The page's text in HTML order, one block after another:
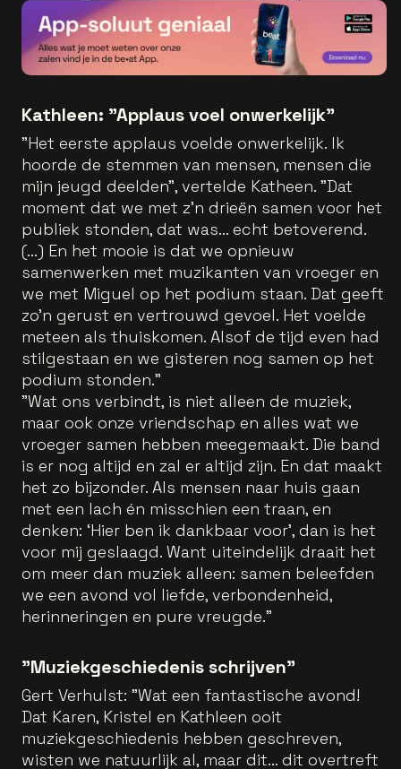
Kathleen: "Applaus voel onwerkelijk"
"Het eerste applaus voelde onwerkelijk. Ik
hoorde de stemmen van mensen, mensen die
mijn jeugd deelden", vertelde Katheen. "Dat
moment dat we met z’n drieën samen voor het
publiek stonden, dat was... echt betoverend.
(...) En het mooie is dat we opnieuw
samenwerken met muzikanten van vroeger en
we met Miguel op het podium staan. Dat geeft
zo’n gerust en vertrouwd gevoel. Het voelde
meteen als thuiskomen. Alsof de tijd even had
stilgestaan en we gisteren nog samen op het
podium stonden."
"Wat ons verbindt, is niet alleen de muziek,
maar ook onze vriendschap en alles wat we
vroeger samen hebben meegemaakt. Die band
is er nog altijd en zal er altijd zijn. En dat maakt
het zo bijzonder. Als mensen naar huis gaan
met een lach én misschien een traan, en
denken: ‘Hier ben ik dankbaar voor’, dan is het
voor mij geslaagd. Want uiteindelijk draait het
om meer dan muziek alleen: samen beleefden
we een avond vol liefde, verbondenheid,
herinneringen en pure vreugde.”
"Muziekgeschiedenis schrijven"
Gert Verhulst: "Wat een fantastische avond!
Dat Karen, Kristel en Kathleen ooit
muziekgeschiedenis hebben geschreven,
wisten we natuurlijk al, maar dit… dit overtreft